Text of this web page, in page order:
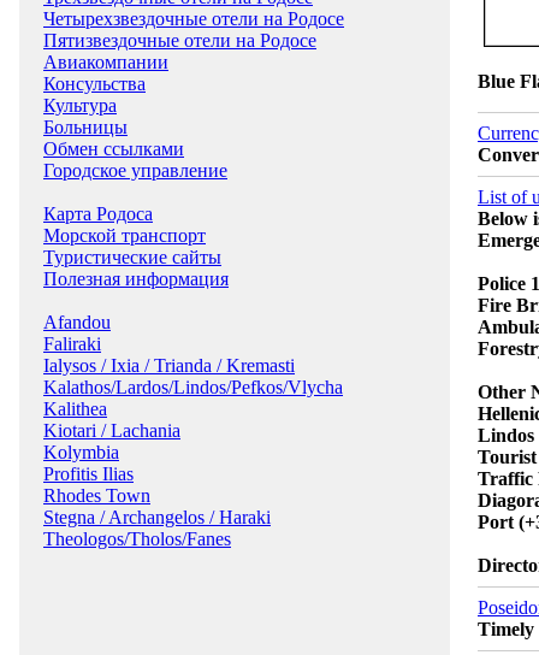
Четырехзвездочные отели на Родосе
Пятизвездочные отели на Родосе
Авиакомпании
Консульства
Культура
Больницы
Обмен ссылками
Городское управление
Карта Родоса
Морской транспорт
Туристические сайты
Полезная информация
Afandou
Faliraki
Ialysos / Ixia / Trianda / Kremasti
Kalathos/Lardos/Lindos/Pefkos/Vlycha
Kalithea
Kiotari / Lachania
Kolymbia
Profitis Ilias
Rhodes Town
Stegna / Archangelos / Haraki
Theologos/Tholos/Fanes
Blue
List of
Below
Police
Fire
Other
Lindos
Tourist
Traffic
Port
Timely